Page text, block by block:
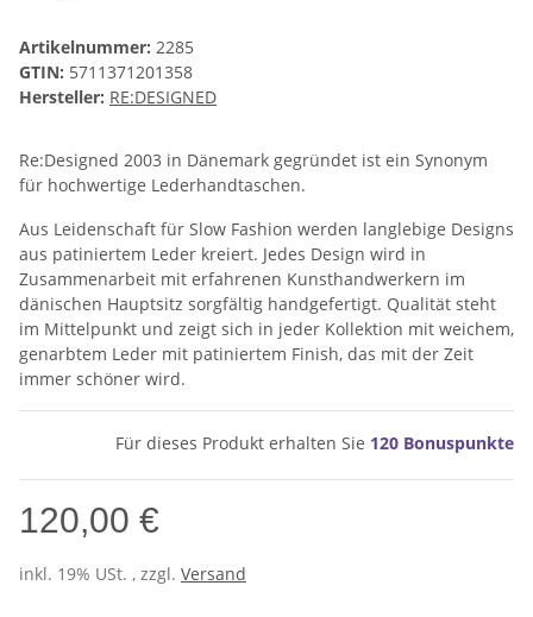
Artikelnummer: 2285
GTIN: 5711371201358
Hersteller: RE:DESIGNED
Re:Designed 2003 in Dänemark gegründet ist ein Synonym
für hochwertige Lederhandtaschen.
Aus Leidenschaft für Slow Fashion werden langlebige Designs
aus patiniertem Leder kreiert. Jedes Design wird in
Zusammenarbeit mit erfahrenen Kunsthandwerkern im
dänischen Hauptsitz sorgfältig handgefertigt. Qualität steht
im Mittelpunkt und zeigt sich in jeder Kollektion mit weichem,
genarbtem Leder mit patiniertem Finish, das mit der Zeit
immer schöner wird.
Für dieses Produkt erhalten Sie 120 Bonuspunkte
120,00 €
inkl. 19% USt. , zzgl. Versand